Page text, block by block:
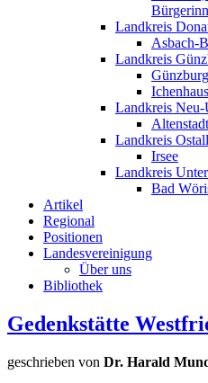
Landkreis
Asbach-
Landkreis
Günzburg
Landkreis
Landkreis
Irsee
Landkreis
Bad
Artikel
Regional
Positionen
Landesvereinigung
Über uns
Bibliothek
Gedenkstätte
geschrieben von Dr. Harald